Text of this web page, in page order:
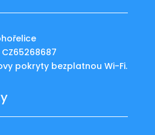
pokryty bezplatnou Wi-Fi.